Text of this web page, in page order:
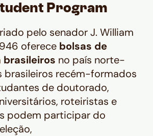
Program
pelo senador J. William
oferece bolsas de
brasileiros no país norte-
brasileiros recém-formados
de doutorado,
roteiristas e
podem participar do